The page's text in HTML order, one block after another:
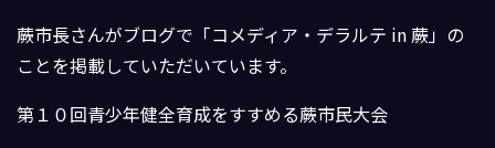
蕨市長さんがブログで「コメディア・デラルテ in 蕨」の
ことを掲載していただいています。
第１０回青少年健全育成をすすめる蕨市民大会